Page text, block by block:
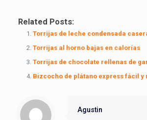
Related Posts:
Torrijas de leche condensada
Torrijas al horno bajas en calorías
Torrijas de chocolate rellenas de
Bizcocho de plátano express fácil y
Agustin